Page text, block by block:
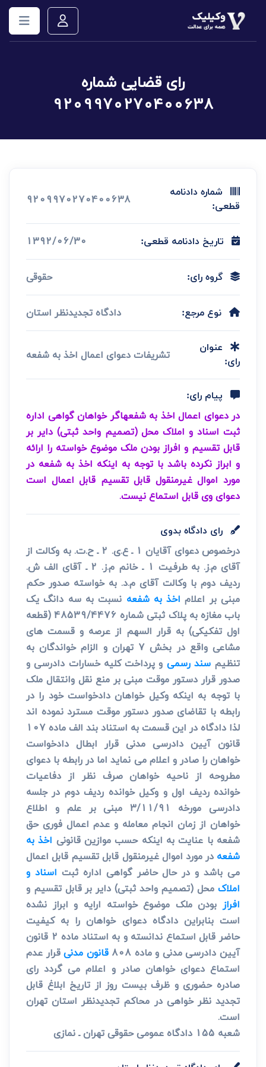
رای قضایی شماره
9209970270400638
شماره دادنامه
قطعی:
9209970270400638
تاریخ دادنامه قطعی: 1392/06/30
گروه رای: حقوقی
نوع مرجع: دادگاه تجدیدنظر استان
عنوان
رای:
تشریفات دعوای اعمال اخذ به شفعه
پیام رای:
در دعوای اعمال اخذ به شفعهاگر خواهان گواهی اداره
ثبت اسناد و املاک محل (تصمیم واحد ثبتی) دایر بر
قابل تقسیم و افراز بودن ملک موضوع خواسته را ارائه
و ابراز نکرده باشد با توجه به اینکه اخذ به شفعه در
مورد اموال غیرمنقول قابل تقسیم قابل اعمال است
دعوای وی قابل استماع نیست.
رای دادگاه بدوی
درخصوص دعوای آقایان 1 ـ ع.ی. 2 ـ ح.ت. به وکالت از
آقای م.ز. به طرفیت 1 ـ خانم م.ز. 2 ـ آقای الف ش.
ردیف دوم با وکالت آقای م.د. به خواسته صدور حکم
مبنی بر اعلام اخذ به شفعه نسبت به سه دانگ یک
باب مغازه به پلاک ثبتی شماره 48539/4476 (قطعه
اول تفکیکی) به قرار السهم از عرصه و قسمت های
مشاعی واقع در بخش 7 تهران و الزام خواندگان به
تنظیمسند رسمی و پرداخت کلیه خسارات دادرسی و
صدور قرار دستور موقت مبنی بر منع نقل وانتقال ملک
با توجه به اینکه وکیل خواهان دادخواست خود را در
رابطه با تقاضای صدور دستور موقت مسترد نموده اند
لذا دادگاه در این قسمت به استناد بند الف ماده 107
قانون آیین دادرسی مدنی قرار ابطال دادخواست
خواهان را صادر و اعلام می نماید اما در رابطه با دعوای
مطروحه از ناحیه خواهان صرف نظر از دفاعیات
خوانده ردیف اول و وکیل خوانده ردیف دوم در جلسه
دادرسی مورخه 3/11/91 مبنی بر علم و اطلاع
خواهان از زمان انجام معامله و عدم اعمال فوری حق
شفعه با عنایت به اینکه حسب موازین قانونی اخذ به
شفعه در مورد اموال غیرمنقول قابل تقسیم قابل اعمال
می باشد و در حال حاضر گواهی اداره ثبت اسناد و
املاک محل (تصمیم واحد ثبتی) دایر بر قابل تقسیم و
افرازبودن ملک موضوع خواسته ارایه و ابراز نشده
است بنابراین دادگاه دعوای خواهان را به کیفیت
حاضر قابل استماع ندانسته و به استناد ماده 2 قانون
آیین دادرسی مدنی و ماده 808
قانون مدنیقرار عدم
استماع دعوای خواهان صادر و اعلام می گردد رای
صادره حضوری و ظرف بیست روز از تاریخ ابلاغ قابل
تجدید نظر خواهی در محاکم تجدیدنظر استان تهران
است.
شعبه 155 دادگاه عمومی حقوقی تهران ـ نمازی